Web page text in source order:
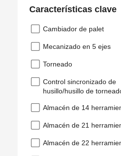
Características clave
Cambiador de palet
Mecanizado en 5 ejes
Torneado
Control sincronizado de
husillo/husillo de
Almacén de 14
Almacén de 21
Almacén de 22